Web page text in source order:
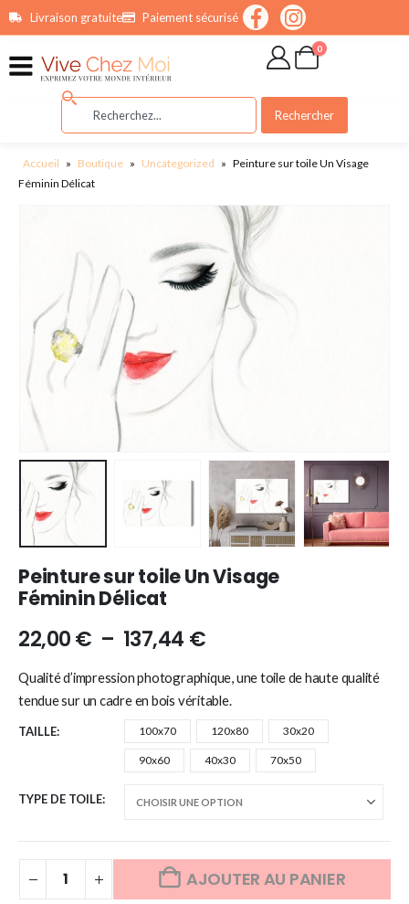
principalLivraison gratuite Paiement sécurisé
0
Rechercher
Accueil » Boutique » Uncategorized » Peinture sur toile Un Visage
Féminin Délicat
Peinture sur toile Un Visage
Féminin Délicat
22,00€ – 137,44 €
Qualité d’impression photographique, une toile de haute qualité
tendue sur un cadre en bois véritable.
TAILLE 100x70 120x80 30x20
90x60 40x30 70x50
TYPE DE TOILE
AJOUTER AU PANIER